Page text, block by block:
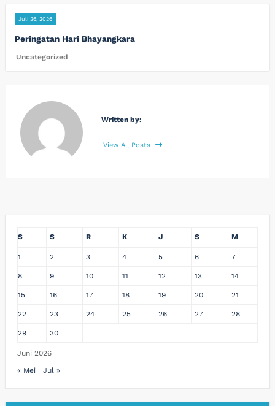
Juli 26, 2026
Peringatan Hari Bhayangkara
Uncategorized
Written by:
View All Posts
Juni 2026
S S R K J S M
1 2 3 4 5 6 7
8 9 10 11 12 13 14
15 16 17 18 19 20 21
22 23 24 25 26 27 28
29 30
« Mei Jul »